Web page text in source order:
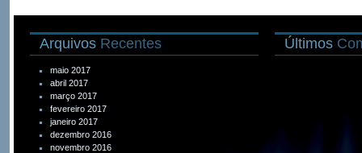
Arquivos Recentes
maio 2017
abril 2017
março 2017
fevereiro 2017
janeiro 2017
dezembro 2016
novembro 2016
Últimos